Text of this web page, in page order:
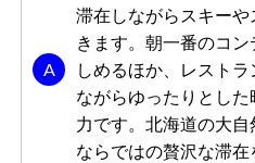
滞在しながらスキー
きます。朝一番のコ
しめるほか、レスト
ながらゆったりとし
力です。北海道の大
ならではの贅沢な滞